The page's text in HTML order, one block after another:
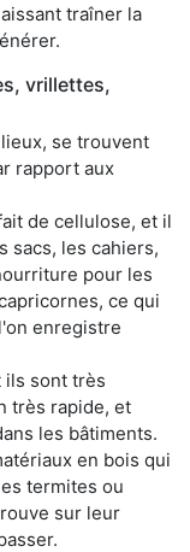
traîner la
vrillettes,
se trouvent
rapport aux
de cellulose, et il
sacs, les cahiers,
pour les
ce qui
enregistre
ils sont très
très rapide, et
les bâtiments.
en bois qui
termites ou
sur leur